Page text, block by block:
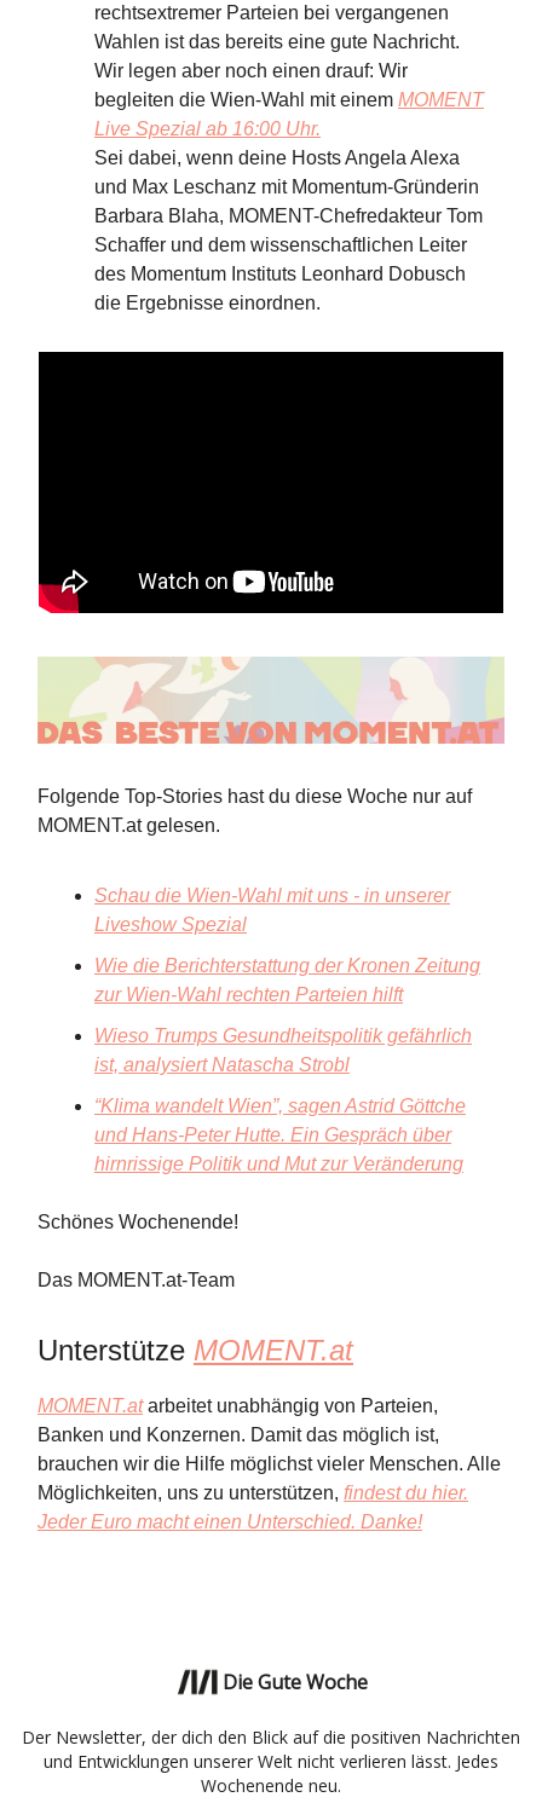
rechtsextremer Parteien bei vergangenen
Wahlen ist das bereits eine gute Nachricht.
Wir legen aber noch einen drauf: Wir
begleiten die Wien-Wahl mit einem MOMENT
Live Spezial ab 16:00 Uhr.
Sei dabei, wenn deine Hosts Angela Alexa
und Max Leschanz mit Momentum-Gründerin
Barbara Blaha, MOMENT-Chefredakteur Tom
Schaffer und dem wissenschaftlichen Leiter
des Momentum Instituts Leonhard Dobusch
die Ergebnisse einordnen.
Folgende Top-Stories hast du diese Woche nur auf
MOMENT.at gelesen.
Schau die Wien-Wahl mit uns - in unserer
Liveshow Spezial
Wie die Berichterstattung der Kronen Zeitung
zur Wien-Wahl rechten Parteien hilft
Wieso Trumps Gesundheitspolitik gefährlich
ist, analysiert Natascha Strobl
“Klima wandelt Wien”, sagen Astrid Göttche
und Hans-Peter Hutte. Ein Gespräch über
hirnrissige Politik und Mut zur Veränderung
Schönes Wochenende!
Das MOMENT.at-Team
Unterstütze MOMENT.at
MOMENT.atarbeitet unabhängig von Parteien,
Banken und Konzernen. Damit das möglich ist,
brauchen wir die Hilfe möglichst vieler Menschen. Alle
Möglichkeiten, uns zu unterstützen, findest du hier.
Jeder Euro macht einen Unterschied. Danke!
Die Gute Woche
Der Newsletter, der dich den Blick auf die positiven Nachrichten
und Entwicklungen unserer Welt nicht verlieren lässt. Jedes
Wochenende neu.